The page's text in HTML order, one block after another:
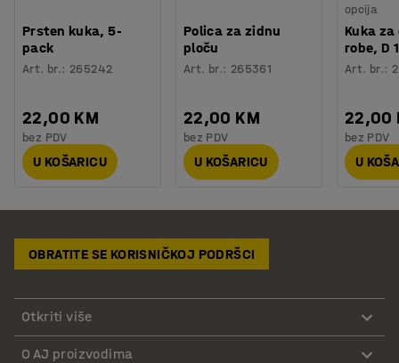
Prsten kuka, 5-
pack
Art. br.: 265242
22,00 KM
bez PDV
U KOŠARICU
Polica za zidnu
ploču
Art. br.: 265361
22,00 KM
bez PDV
U KOŠARICU
opcija
Kuka
robe, D
Art. br.:
22,00
bez PDV
U
OBRATITE SE KORISNIČKOJ PODRŠCI
Otkriti više
O AJ proizvodima